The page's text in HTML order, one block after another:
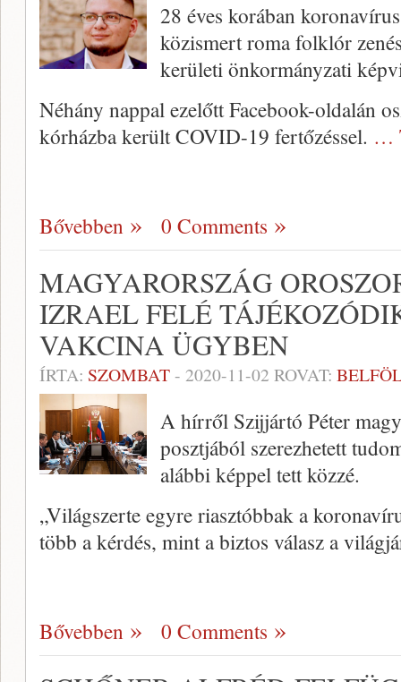
28 éves korában
közismert roma folklór
kerületi önkormányzati
Néhány nappal ezelőtt Facebook-oldalán
kórházba került COVID-19 fertőzéssel. …
Bővebben 0 Comments
MAGYARORSZÁG
IZRAEL FELÉ
VAKCINA ÜGYBEN
ÍRTA: SZOMBAT- 2020-11-02 ROVAT:
A hírről Szijjártó Péter
posztjából szerezhetett
alábbi képpel tett közzé.
„Világszerte egyre riasztóbbak a
több a kérdés, mint a biztos válasz a
Bővebben 0 Comments